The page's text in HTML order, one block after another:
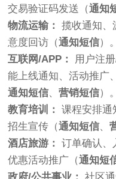
交易验证码发送（通知
物流运输：
揽收通知、
意度回访（通知短信）。
互联网/APP：
用户注
能上线通知、活动推广
通知短信、营销短信）。
教育培训：
课程安排通
招生宣传（通知短信、
酒店旅游：
订单确认、
优惠活动推广（通知短